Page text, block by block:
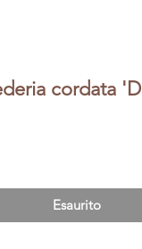
cordata
Esaurito